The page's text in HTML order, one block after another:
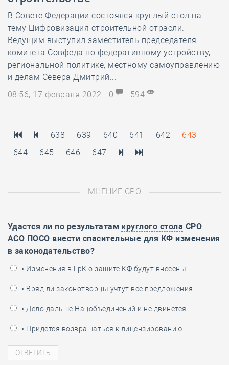
В Совете Федерации состоялся круглый стол на
тему Цифровизация строительной отрасли.
Ведущим выступил заместитель председателя
комитета Совфеда по федеративному устройству,
региональной политике, местному самоуправлению
и делам Севера Дмитрий...
08:56, 17 февраля 2022
0 594
638 639 640 641 642
643
644
645 646 647
МНЕНИЕ СРО
Удастся ли по результатам круглого стола СРО
АСО ПОСО внести спасительные для КФ изменения
в законодательство?
• Изменения в ГрК о защите КФ будут внесены
• Вряд ли законотворцы учтут все предложения
• Дело дальше Нацобъединений и не двинется
• Придётся возвращаться к лицензированию…